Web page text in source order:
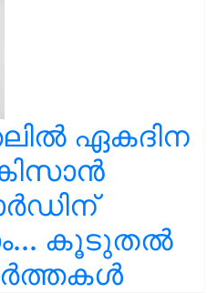
ഏകദിന
കൂടുതൽ